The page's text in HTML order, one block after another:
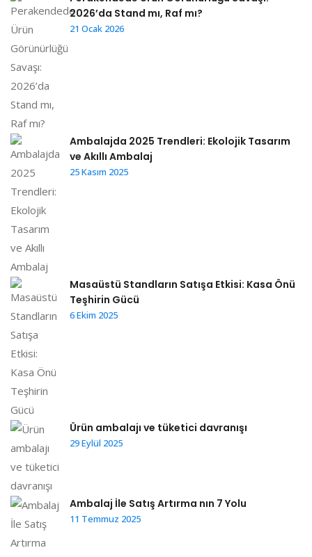
2026’da Stand mı, Raf mı?
21 Ocak 2026
Ambalajda 2025 Trendleri: Ekolojik Tasarım
ve Akıllı Ambalaj
25 Kasım 2025
Masaüstü Standların Satışa Etkisi: Kasa Önü
Teşhirin Gücü
6 Ekim 2025
Ürün ambalajı ve tüketici davranışı
29 Eylül 2025
Ambalaj İle Satış Artırma nın 7 Yolu
11 Temmuz 2025